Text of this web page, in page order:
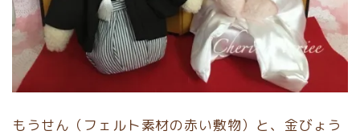
もうせん（フェルト素材の赤い敷物）と、金びょう